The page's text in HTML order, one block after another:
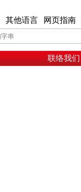
其他语言 网页指南
联络我们